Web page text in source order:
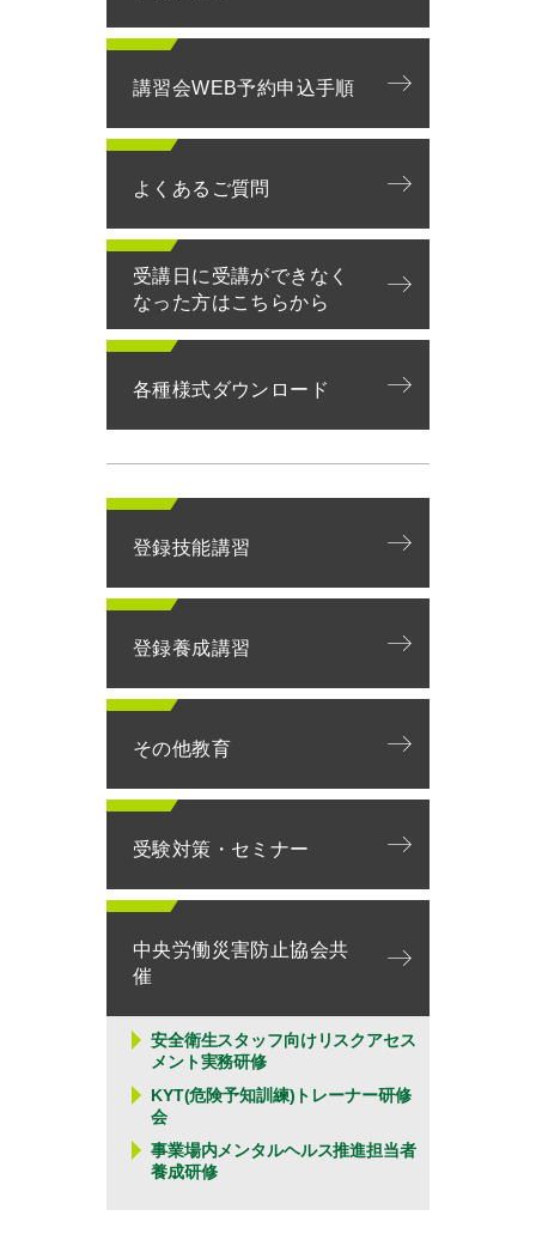
講習会WEB予約申込手順
よくあるご質問
受講日に受講ができなく
なった方はこちらから
各種様式ダウンロード
登録技能講習
登録養成講習
その他教育
受験対策・セミナー
中央労働災害防止協会共
催
安全衛生スタッフ向けリスクアセス
メント実務研修
KYT(危険予知訓練)トレーナー研修
会
事業場内メンタルヘルス推進担当者
養成研修